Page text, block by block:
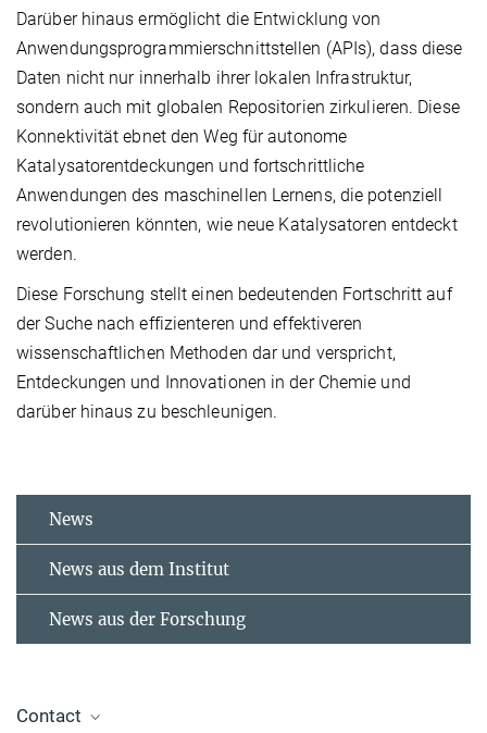
Darüber hinaus ermöglicht die Entwicklung von
Anwendungsprogrammierschnittstellen (APIs), dass diese
Daten nicht nur innerhalb ihrer lokalen Infrastruktur,
sondern auch mit globalen Repositorien zirkulieren. Diese
Konnektivität ebnet den Weg für autonome
Katalysatorentdeckungen und fortschrittliche
Anwendungen des maschinellen Lernens, die potenziell
revolutionieren könnten, wie neue Katalysatoren entdeckt
werden.
Diese Forschung stellt einen bedeutenden Fortschritt auf
der Suche nach effizienteren und effektiveren
wissenschaftlichen Methoden dar und verspricht,
Entdeckungen und Innovationen in der Chemie und
darüber hinaus zu beschleunigen.
News
News aus dem Institut
News aus der Forschung
Contact